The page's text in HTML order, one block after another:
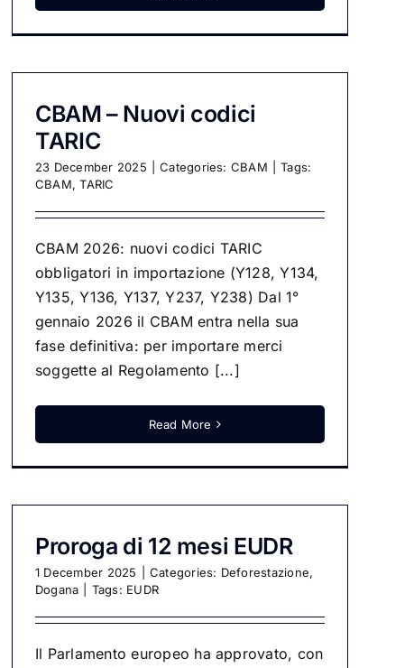
CBAM – Nuovi codici
TARIC
23 December 2025 Categories: CBAM
Tags:
CBAM,TARIC
CBAM 2026: nuovi codici TARIC
obbligatori in importazione (Y128, Y134,
Y135, Y136, Y137, Y237, Y238) Dal 1°
gennaio 2026 il CBAM entra nella sua
fase definitiva: per importare merci
soggette al Regolamento [...]
Read More
Proroga di 12 mesi EUDR
1 December 2025 Categories: Deforestazione,
Dogana
Tags: EUDR
Il Parlamento europeo ha approvato, con